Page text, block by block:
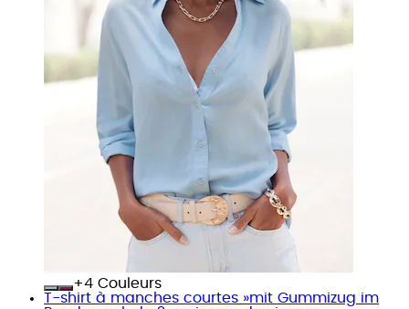
+
Couleurs
T-shirt à manches courtes »mit Gummizug im